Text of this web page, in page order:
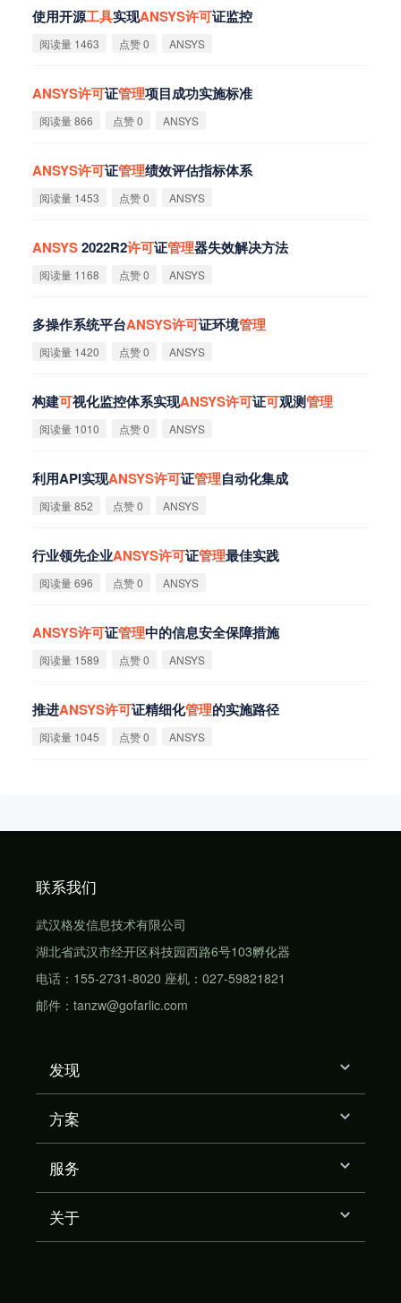
使用开源工具实现ANSYS许可证监控
阅读量 1463 点赞 0 ANSYS
ANSYS许可证管理项目成功实施标准
阅读量 866 点赞 0 ANSYS
ANSYS许可证管理绩效评估指标体系
阅读量 1453 点赞 0 ANSYS
ANSYS2022R2许可证管理器失效解决方法
阅读量 1168 点赞 0 ANSYS
多操作系统平台ANSYS许可证环境管理
阅读量 1420 点赞 0 ANSYS
构建可视化监控体系实现ANSYS许可证可观测管理
阅读量 1010 点赞 0 ANSYS
利用API实现ANSYS许可证管理自动化集成
阅读量 852 点赞 0 ANSYS
行业领先企业ANSYS许可证管理最佳实践
阅读量 696 点赞 0 ANSYS
ANSYS许可证管理中的信息安全保障措施
阅读量 1589 点赞 0 ANSYS
推进ANSYS许可证精细化管理的实施路径
阅读量 1045 点赞 0 ANSYS
联系我们
武汉格发信息技术有限公司
湖北省武汉市经开区科技园西路6号103孵化器
电话：155-2731-8020 座机：027-59821821
邮件：tanzw@gofarlic.com
发现
方案
服务
关于